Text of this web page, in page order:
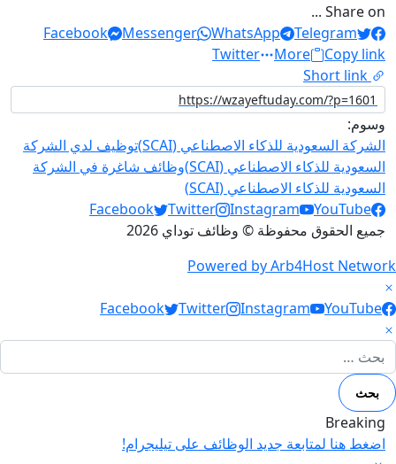
Share on ...
Facebook
Messenger WhatsApp
Telegram
Twitter
More
Copy link
Short link
وسوم:
الشركة السعودية للذكاء الاصطناعي (SCAI)
توظيف لدي الشركة
السعودية للذكاء الاصطناعي (SCAI)
وظائف شاغرة في الشركة
السعودية للذكاء الاصطناعي (SCAI)
Social Links
Facebook Twitter Instagram
YouTube
جميع الحقوق محفوظة © وظائف توداي 2026
Powered by Arb4Host Network
Social Links
Facebook Twitter Instagram YouTube
البحث عن:
Breaking
اضغط هنا لمتابعة جديد الوظائف على تيليجرام!